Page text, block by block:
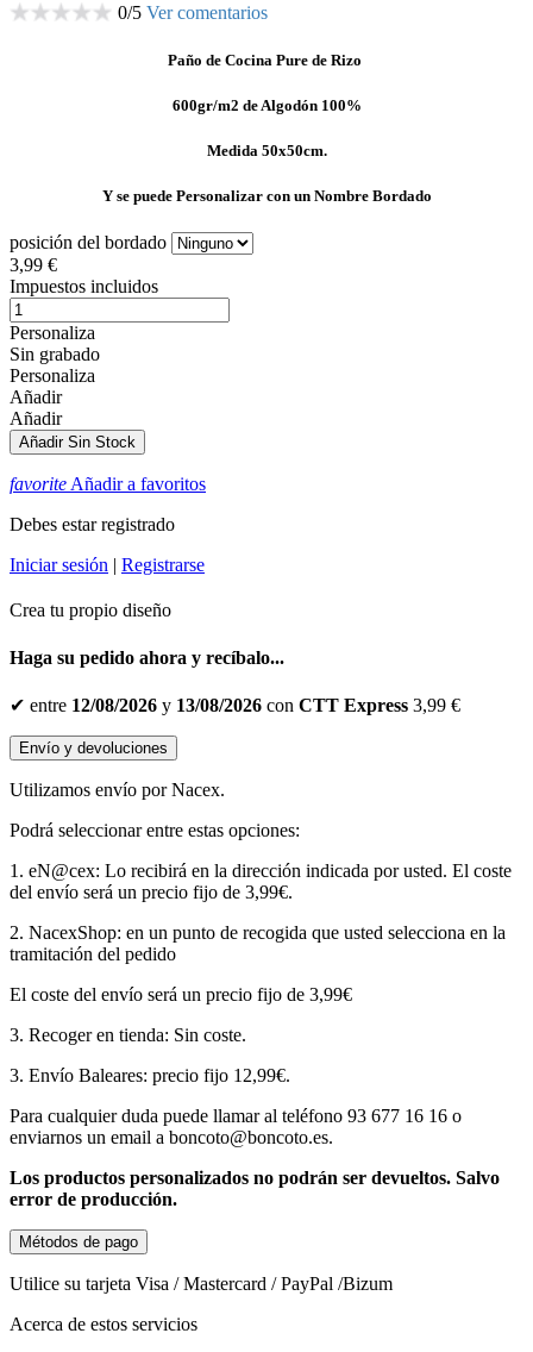
0/5 Ver comentarios
Paño de Cocina Pure de Rizo
600gr/m2 de Algodón 100%
Medida 50x50cm.
Y se puede Personalizar con un Nombre Bordado
posición del bordado
3,99 €
Impuestos incluidos
Personaliza
Sin grabado
Personaliza
Añadir
Añadir
Añadir Sin Stock
favorite Añadir a favoritos
Debes estar registrado
Iniciar sesión | Registrarse
Crea tu propio diseño
Haga su pedido ahora y recíbalo...
✔ entre 12/08/2026 y 13/08/2026 con CTT Express 3,99 €
Envío y devoluciones
Utilizamos envío por Nacex.
Podrá seleccionar entre estas opciones:
1. eN@cex: Lo recibirá en la dirección indicada por usted. El coste
del envío será un precio fijo de 3,99€.
2. NacexShop: en un punto de recogida que usted selecciona en la
tramitación del pedido
El coste del envío será un precio fijo de 3,99€
3. Recoger en tienda: Sin coste.
3. Envío Baleares: precio fijo 12,99€.
Para cualquier duda puede llamar al teléfono 93 677 16 16 o
enviarnos un email a boncoto@boncoto.es.
Los productos personalizados no podrán ser devueltos. Salvo
error de producción.
Métodos de pago
Utilice su tarjeta Visa / Mastercard / PayPal /Bizum
Acerca de estos servicios